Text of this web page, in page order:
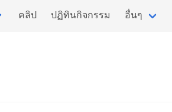
คลิป ปฏิทินกิจกรรม อื่นๆ